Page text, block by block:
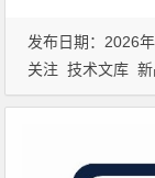
发布日期：2026
关注 技术文库